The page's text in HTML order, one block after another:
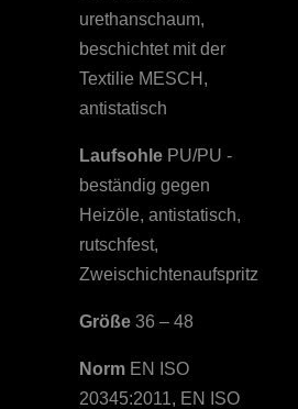
urethanschaum,
beschichtet mit der
Textilie MESCH,
antistatisch
Laufsohle PU/PU -
beständig gegen
Heizöle, antistatisch,
rutschfest,
Zweischichtenau­fspritz
Größe 36 – 48
Norm EN ISO
20345:2011, EN ISO